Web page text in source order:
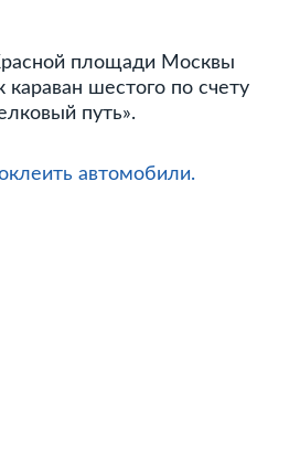
площади Москвы
караван шестого по счету
путь».
автомобили.